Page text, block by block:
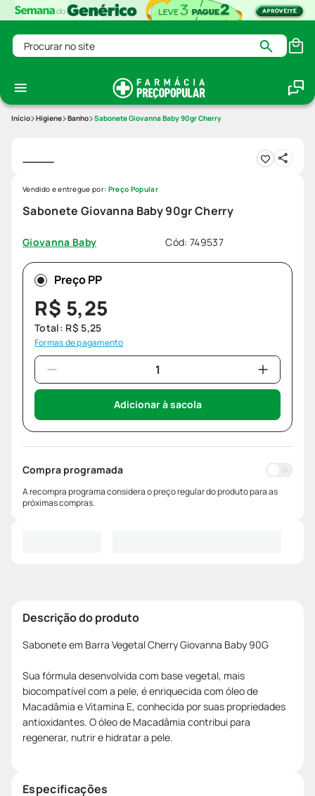
Procurar no site
Higiene Banho Sabonete Giovanna Baby 90gr Cherry
Sabonete Giovanna Baby 90gr Cherry
Giovanna Baby Cód: 749537
Vendido e entregue por: Preço Popular
Preço PP
R$ 5,25
Total: R$ 5,25
Formas de pagamento
Adicionar à sacola
Compra programada
A recompra programa considera o preço regular do produto para as
próximas compras.
Descrição do produto
Sabonete em Barra Vegetal Cherry Giovanna Baby 90G
Sua fórmula desenvolvida com base vegetal, mais
biocompatível com a pele, é enriquecida com óleo de
Macadâmia e Vitamina E, conhecida por suas propriedades
antioxidantes. O óleo de Macadâmia contribui para
regenerar, nutrir e hidratar a pele.
Especificações